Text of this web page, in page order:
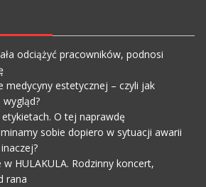
odciążyć pracowników, podnosi
medycyny estetycznej – czyli jak
O tej naprawdę
sobie dopiero w sytuacji awarii
HULAKULA. Rodzinny koncert,
rana